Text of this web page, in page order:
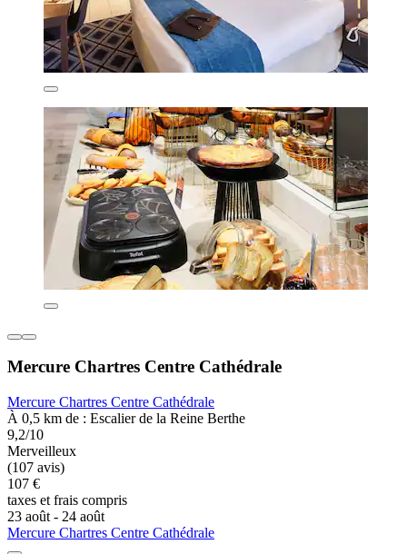
Mercure Chartres Centre Cathédrale
Mercure Chartres Centre Cathédrale
À 0,5 km de : Escalier de la Reine Berthe
9,2/10
Merveilleux
(107 avis)
107 €
taxes et frais compris
23 août - 24 août
Mercure Chartres Centre Cathédrale